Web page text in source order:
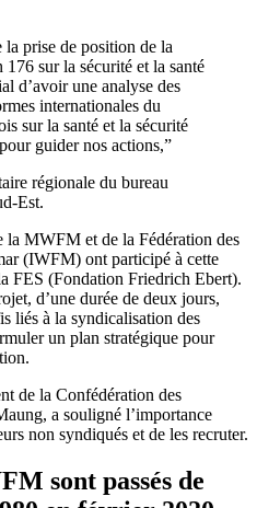
la prise de position de la
sur la sécurité et la santé
d’avoir une analyse des
internationales du
sur la santé et la sécurité
guider nos actions,”
régionale du bureau
Est.
la MWFM et de la Fédération des
(IWFM) ont participé à cette
FES (Fondation Friedrich Ebert).
d’une durée de deux jours,
liés à la syndicalisation des
un plan stratégique pour
de la Confédération des
a souligné l’importance
non syndiqués et de les recruter.
sont passés de